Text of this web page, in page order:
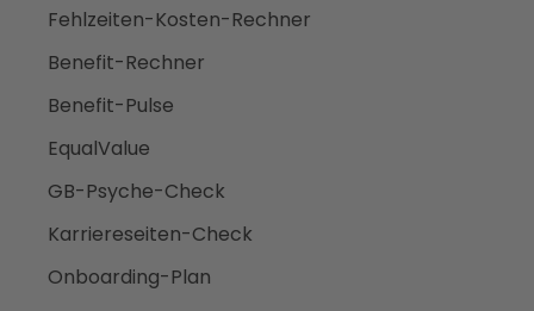
Fehlzeiten-Kosten-Rechner
Benefit-Rechner
Benefit-Pulse
EqualValue
GB-Psyche-Check
Karriereseiten-Check
Onboarding-Plan